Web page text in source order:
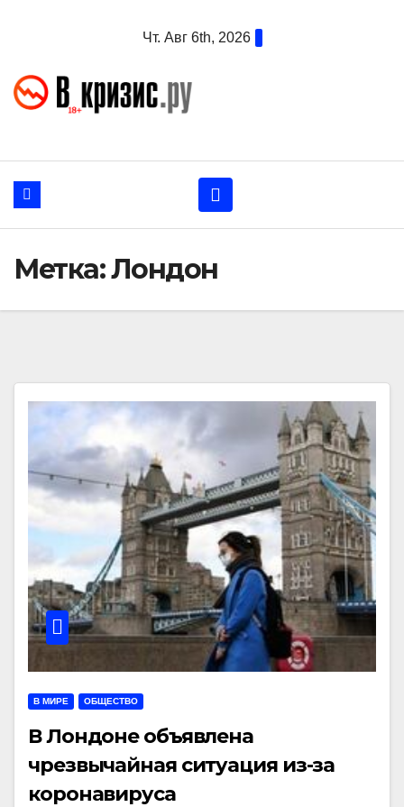
Чт. Авг 6th, 2026
Метка:Лондон
В МИРЕ ОБЩЕСТВО
В Лондоне объявлена
чрезвычайная ситуация из-за
коронавируса